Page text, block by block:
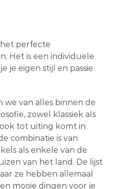
perfecte
Het is een individuele
je eigen stijl en passie
we van alles binnen de
zowel klassiek als
tot uiting komt in
combinatie is van
als enkele van de
van het land. De lijst
ze hebben allemaal
mooie dingen voor je